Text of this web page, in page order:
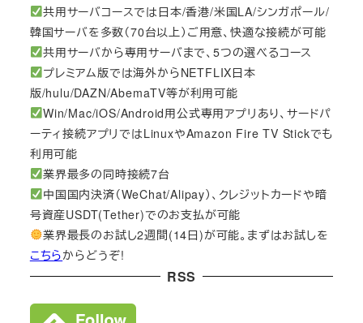
共用サーバコースでは日本/香港/米国LA/シンガポール/
韓国サーバを多数（70台以上）ご用意、快適な接続が可能
共用サーバから専用サーバまで、5つの選べるコース
プレミアム版では海外からNETFLIX日本
版/hulu/DAZN/AbemaTV等が利用可能
Win/Mac/iOS/Android用公式専用アプリあり、サードパ
ーティ接続アプリではLinuxやAmazon Fire TV Stickでも
利用可能
業界最多の同時接続7台
中国国内決済（WeChat/Alipay）、クレジットカードや暗
号資産USDT(Tether)でのお支払が可能
業界最長のお試し2週間(14日)が可能。まずはお試しを
こちらからどうぞ!
RSS